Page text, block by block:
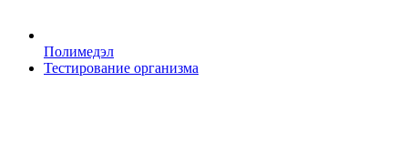
Полимедэл
Тестирование организма